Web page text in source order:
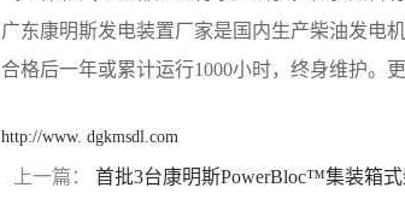
广东康明斯发电装置厂家是国内生产柴油发电
合格后一年或累计运行1000小时，终身维护。
http://www. dgkmsdl.com
上一篇： 首批3台康明斯PowerBloc™集装箱